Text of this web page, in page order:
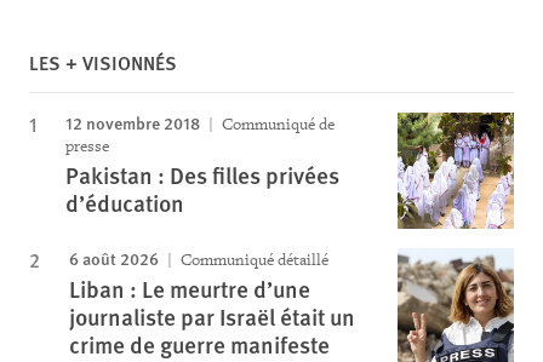
LES + VISIONNÉS
12 novembre 2018
Communiqué de
presse
Pakistan : Des filles privées
d’éducation
6 août 2026 Communiqué détaillé
Liban : Le meurtre d’une
journaliste par Israël était un
crime de guerre manifeste